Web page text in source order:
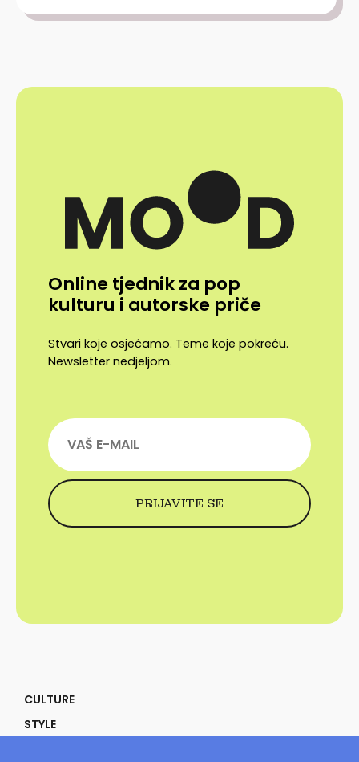
Online tjednik za pop
kulturu i autorske priče
Stvari koje osjećamo. Teme koje pokreću.
Newsletter nedjeljom.
CULTURE
STYLE